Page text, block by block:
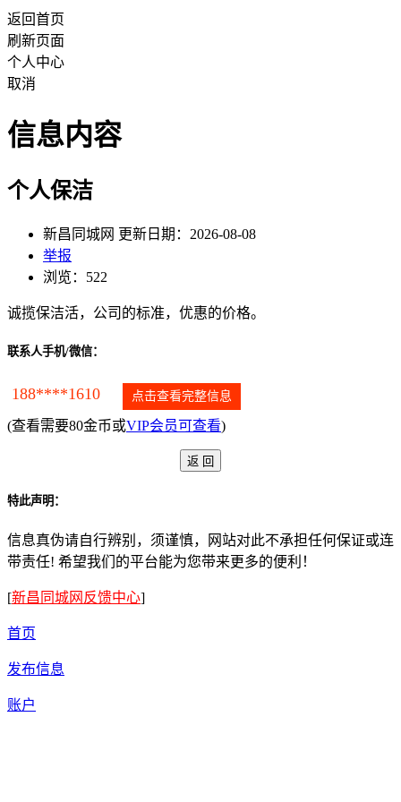
返回首页
刷新页面
个人中心
取消
信息内容
个人保洁
新昌同城网 更新日期：2026-08-08
举报
浏览：522
诚揽保洁活，公司的标准，优惠的价格。
联系人手机/微信：
188****1610 点击查看完整信息
(查看需要80金币或VIP会员可查看)
特此声明：
信息真伪请自行辨别，须谨慎，网站对此不承担任何保证或连
带责任! 希望我们的平台能为您带来更多的便利！
[新昌同城网反馈中心]
首页
发布信息
账户